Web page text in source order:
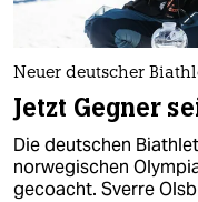
Neuer deutscher
Jetzt Gegner
Die deutschen
norwegischen
gecoacht. Sverre